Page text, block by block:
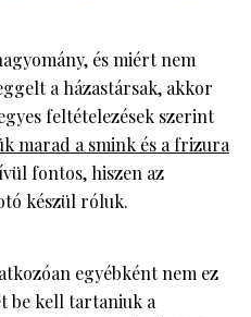
és miért nem
a házastársak, akkor
feltételezések szerint
marad a smink és a frizura
fontos, hiszen az
készül róluk.
egyébként nem ez
be kell tartaniuk a